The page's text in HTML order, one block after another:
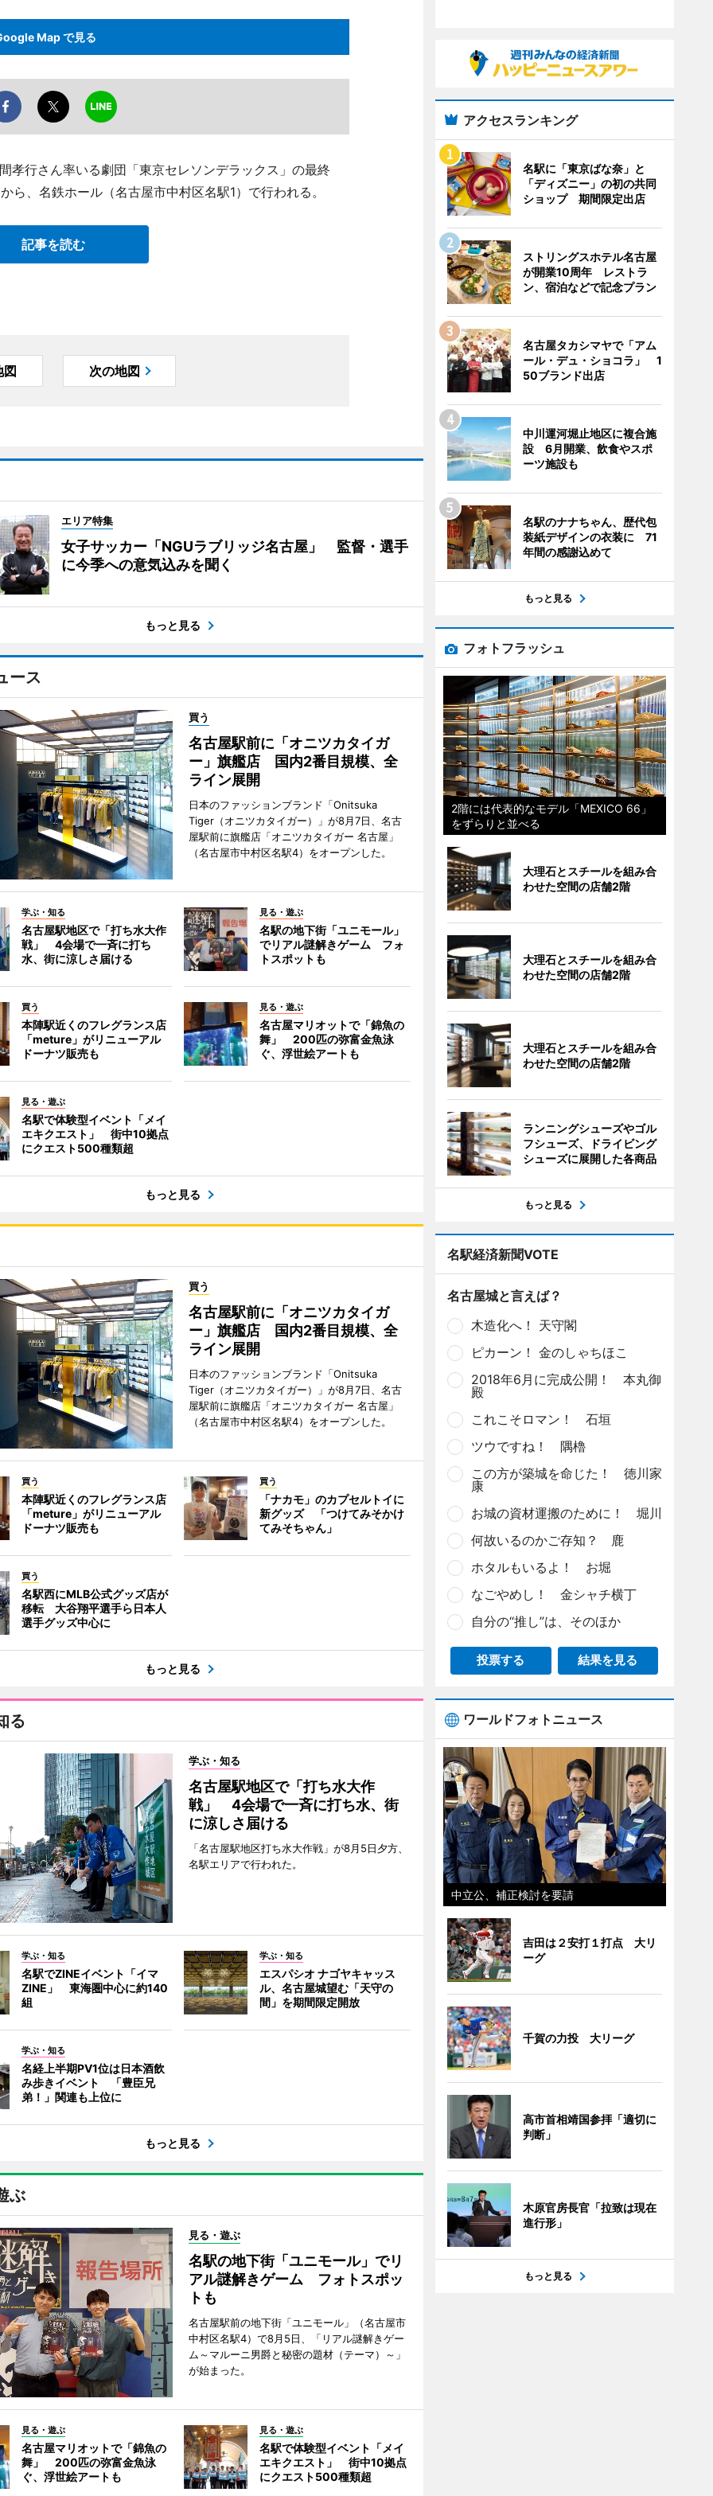
Map で見る
孝行さん率いる劇団「東京セレソンデラックス」の最終
ら、名鉄ホール（名古屋市中村区名駅1）で行われる。
記事を読む
図 次の地図
エリア特集
女子サッカー「NGUラブリッジ名古屋」 監督・選手
に今季への意気込みを聞く
もっと見る
ース
買う
名古屋駅前に「オニツカタイガ
ー」旗艦店 国内2番目規模、全
ライン展開
日本のファッションブランド「Onitsuka
Tiger（オニツカタイガー）」が8月7日、名古
屋駅前に旗艦店「オニツカタイガー 名古屋」
（名古屋市中村区名駅4）をオープンした。
学ぶ・知る
名古屋駅地区で「打ち水大作
戦」 4会場で一斉に打ち
水、街に涼しさ届ける
見る・遊ぶ
名駅の地下街「ユニモール」
でリアル謎解きゲーム フォ
トスポットも
買う
本陣駅近くのフレグランス店
「meture」がリニューアル
ドーナツ販売も
見る・遊ぶ
名古屋マリオットで「錦魚の
舞」 200匹の弥富金魚泳
ぐ、浮世絵アートも
見る・遊ぶ
名駅で体験型イベント「メイ
エキクエスト」 街中10拠点
にクエスト500種類超
もっと見る
買う
名古屋駅前に「オニツカタイガ
ー」旗艦店 国内2番目規模、全
ライン展開
日本のファッションブランド「Onitsuka
Tiger（オニツカタイガー）」が8月7日、名古
屋駅前に旗艦店「オニツカタイガー 名古屋」
（名古屋市中村区名駅4）をオープンした。
買う
本陣駅近くのフレグランス店
「meture」がリニューアル
ドーナツ販売も
買う
「ナカモ」のカプセルトイに
新グッズ 「つけてみそかけ
てみそちゃん」
買う
名駅西にMLB公式グッズ店が
移転 大谷翔平選手ら日本人
選手グッズ中心に
もっと見る
る
学ぶ・知る
名古屋駅地区で「打ち水大作
戦」 4会場で一斉に打ち水、街
に涼しさ届ける
「名古屋駅地区打ち水大作戦」が8月5日夕方、
名駅エリアで行われた。
学ぶ・知る
名駅でZINEイベント「イマ
ZINE」 東海圏中心に約140
組
学ぶ・知る
エスパシオ ナゴヤキャッス
ル、名古屋城望む「天守の
間」を期間限定開放
学ぶ・知る
名経上半期PV1位は日本酒飲
み歩きイベント 「豊臣兄
弟！」関連も上位に
もっと見る
ぶ
見る・遊ぶ
名駅の地下街「ユニモール」でリ
アル謎解きゲーム フォトスポッ
トも
名古屋駅前の地下街「ユニモール」（名古屋市
中村区名駅4）で8月5日、「リアル謎解きゲー
ム～マルーニ男爵と秘密の題材（テーマ）～」
が始まった。
見る・遊ぶ
名古屋マリオットで「錦魚の
舞」 200匹の弥富金魚泳
ぐ、浮世絵アートも
見る・遊ぶ
名駅で体験型イベント「メイ
エキクエスト」 街中10拠点
にクエスト500種類超
アクセスランキング
名駅に「東京ばな奈」と
「ディズニー」の初の共同
ショップ 期間限定出店
ストリングスホテル名古屋
が開業10周年 レストラ
ン、宿泊などで記念プラン
名古屋タカシマヤで「アム
ール・デュ・ショコラ」 1
50ブランド出店
中川運河堀止地区に複合施
設 6月開業、飲食やスポ
ーツ施設も
名駅のナナちゃん、歴代包
装紙デザインの衣装に 71
年間の感謝込めて
もっと見る
フォトフラッシュ
2階には代表的なモデル「MEXICO 66」
をずらりと並べる
大理石とスチールを組み合
わせた空間の店舗2階
大理石とスチールを組み合
わせた空間の店舗2階
大理石とスチールを組み合
わせた空間の店舗2階
ランニングシューズやゴル
フシューズ、ドライビング
シューズに展開した各商品
もっと見る
名駅経済新聞VOTE
名古屋城と言えば？
木造化へ！ 天守閣
ピカーン！ 金のしゃちほこ
2018年6月に完成公開！ 本丸御
殿
これこそロマン！ 石垣
ツウですね！ 隅櫓
この方が築城を命じた！ 徳川家
康
お城の資材運搬のために！ 堀川
何故いるのかご存知？ 鹿
ホタルもいるよ！ お堀
なごやめし！ 金シャチ横丁
自分の“推し”は、そのほか
投票する 結果を見る
ワールドフォトニュース
中立公、補正検討を要請
吉田は２安打１打点 大リ
ーグ
千賀の力投 大リーグ
高市首相靖国参拝「適切に
判断」
木原官房長官「拉致は現在
進行形」
もっと見る